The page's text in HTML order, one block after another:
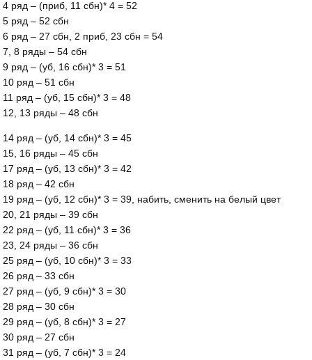
4 ряд – (приб, 11 сбн)* 4 = 52
5 ряд – 52 сбн
6 ряд – 27 сбн, 2 приб, 23 сбн = 54
7, 8 ряды – 54 сбн
9 ряд – (уб, 16 сбн)* 3 = 51
10 ряд – 51 сбн
11 ряд – (уб, 15 сбн)* 3 = 48
12, 13 ряды – 48 сбн
14 ряд – (уб, 14 сбн)* 3 = 45
15, 16 ряды – 45 сбн
17 ряд – (уб, 13 сбн)* 3 = 42
18 ряд – 42 сбн
19 ряд – (уб, 12 сбн)* 3 = 39, набить, сменить на белый цвет
20, 21 ряды – 39 сбн
22 ряд – (уб, 11 сбн)* 3 = 36
23, 24 ряды – 36 сбн
25 ряд – (уб, 10 сбн)* 3 = 33
26 ряд – 33 сбн
27 ряд – (уб, 9 сбн)* 3 = 30
28 ряд – 30 сбн
29 ряд – (уб, 8 сбн)* 3 = 27
30 ряд – 27 сбн
31 ряд – (уб, 7 сбн)* 3 = 24